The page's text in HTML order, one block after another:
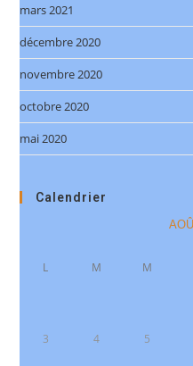
mars 2021
décembre 2020
novembre 2020
octobre 2020
mai 2020
Calendrier
L M M
3 4 5